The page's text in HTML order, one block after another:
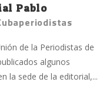
Pablo
de la Periodistas de
algunos
la sede de la editorial,...